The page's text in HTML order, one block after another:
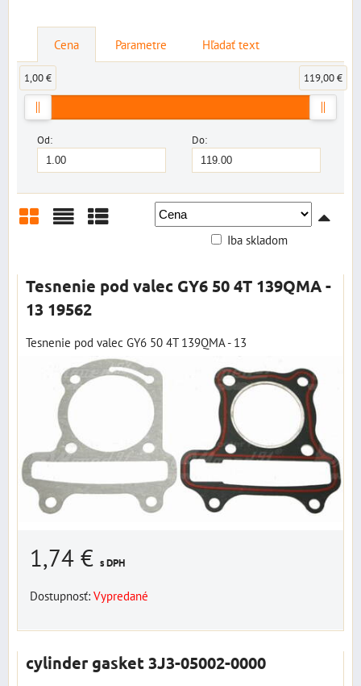
Cena Parametre Hľadať text
Od: Do:
1,00 € 119,00 €
Iba skladom
Tesnenie pod valec GY6 50 4T 139QMA -
13 19562
Tesnenie pod valec GY6 50 4T 139QMA - 13
1,74 € s DPH
Dostupnosť: Vypredané
cylinder gasket 3J3-05002-0000